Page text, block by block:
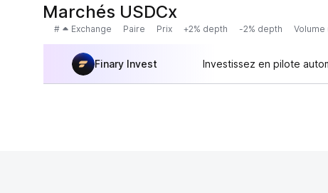
Marchés USDCx
# Exchange Paire Prix +2% depth -2% depth Volume
Finary Invest Investissez en pilote